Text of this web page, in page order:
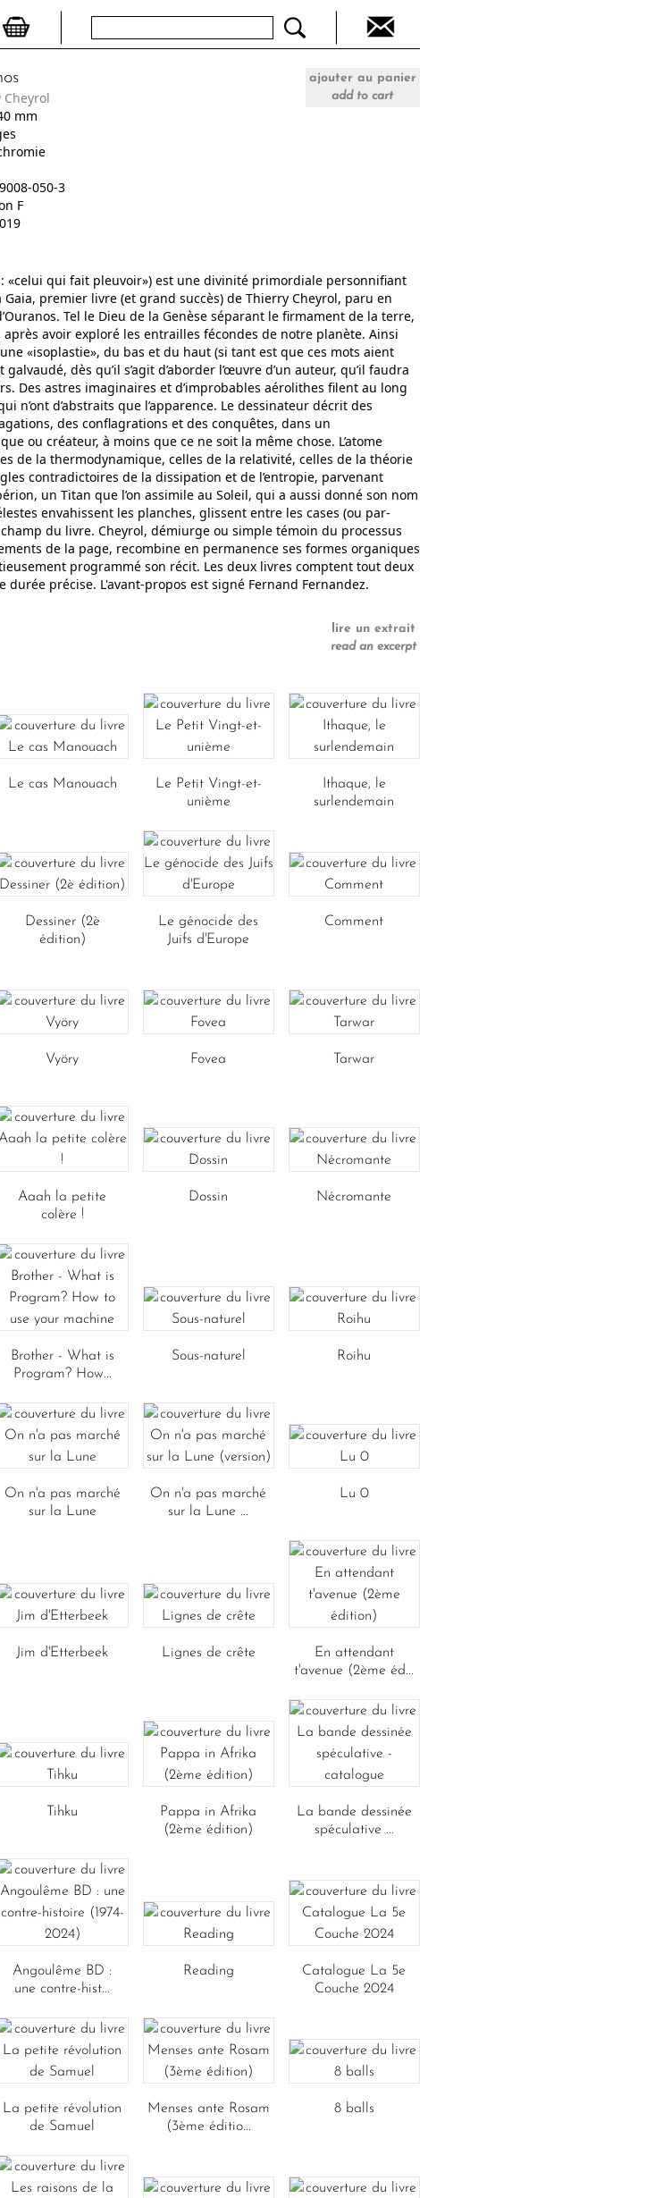
mm
050-3
F
ajouter au panier
add to cart
«celui qui fait pleuvoir») est une divinité primordiale personnifiant
premier livre (et grand succès) de Thierry Cheyrol, paru en
Tel le Dieu de la Genèse séparant le firmament de la terre,
avoir exploré les entrailles fécondes de notre planète. Ainsi
«isoplastie», du bas et du haut (si tant est que ces mots aient
dès qu’il s’agit d’aborder l’œuvre d’un auteur, qu’il faudra
Des astres imaginaires et d’improbables aérolithes filent au long
n’ont d’abstraits que l’apparence. Le dessinateur décrit des
des conflagrations et des conquêtes, dans un
ou créateur, à moins que ce ne soit la même chose. L’atome
de la thermodynamique, celles de la relativité, celles de la théorie
contradictoires de la dissipation et de l’entropie, parvenant
un Titan que l’on assimile au Soleil, qui a aussi donné son nom
envahissent les planches, glissent entre les cases (ou par-
du livre. Cheyrol, démiurge ou simple témoin du processus
de la page, recombine en permanence ses formes organiques
programmé son récit. Les deux livres comptent tout deux
durée précise. L'avant-propos est signé Fernand Fernandez.
lire un extrait
read an excerpt
Le cas Manouach
Le Petit Vingt-et-
unième
Ithaque, le
surlendemain
Dessiner (2è
édition)
Le génocide des
Juifs d'Europe
Comment
Vyöry Fovea Tarwar
Aaah la petite
colère !
Dossin Nécromante
Brother - What is
Program? How...
Sous-naturel Roihu
On n'a pas marché
sur la Lune
On n'a pas marché
sur la Lune ...
Lu 0
Jim d'Etterbeek Lignes de crête
En attendant
t'avenue (2ème éd...
Tihku
Pappa in Afrika
(2ème édition)
La bande dessinée
spéculative ...
Angoulême BD :
une contre-hist...
Reading
Catalogue La 5e
Couche 2024
La petite révolution
de Samuel
Menses ante Rosam
(3ème éditio...
8 balls